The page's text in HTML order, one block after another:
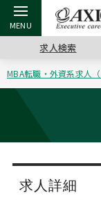
戻る
アクシアムの特長
サービス案内
コンサルタントの紹
戻る
キャリア支援 TOP
キャリアデザイン
（最新求人市場動
ステージ別アドバイ
戻る
転職ツール TOP
英文レジュメの書
職務経歴書の書き方
戻る
転職コラム TOP
“展”職相談室
転職市場の明日をよ
戻る
イベント・セミナー
ジョブフェア
キャリアデザインセ
戻る
会社概要 TOP
沿革
主なクライアント
求人検索
MBA転職・外資系求人（
求人詳細